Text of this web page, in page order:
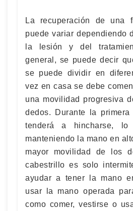
La recuperación de una
puede variar dependiendo
la lesión y del
general, se puede decir
se puede dividir en
vez en casa se debe
una movilidad progresiva
dedos. Durante la
tenderá a hincharse,
manteniendo la mano en
mayor movilidad de los
cabestrillo es solo
ayudar a tener la mano
usar la mano operada
como comer, vestirse o